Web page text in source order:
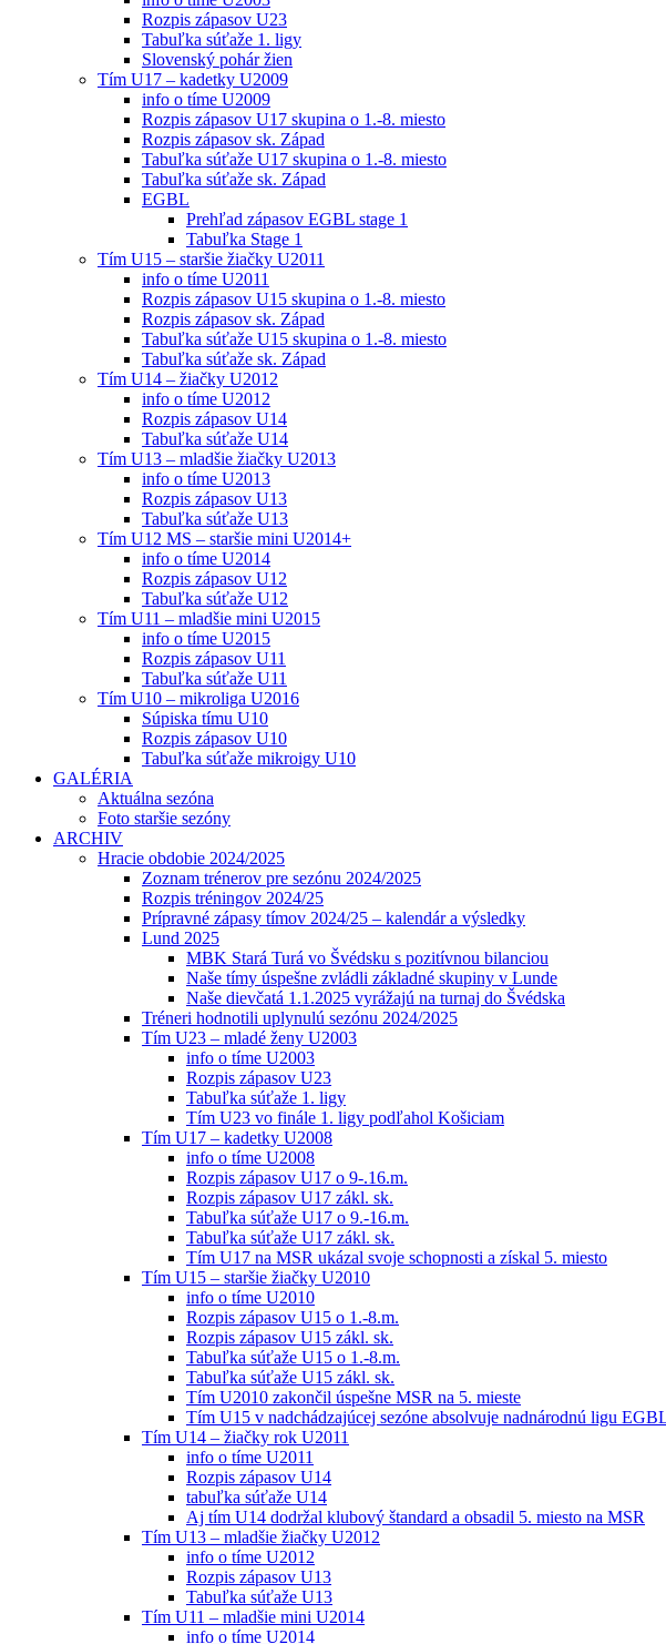
Rozpis zápasov U23
Tabuľka súťaže 1. ligy
Slovenský pohár žien
Tím U17 – kadetky U2009
info o tíme U2009
Rozpis zápasov U17 skupina o 1.-8. miesto
Rozpis zápasov sk. Západ
Tabuľka súťaže U17 skupina o 1.-8. miesto
Tabuľka súťaže sk. Západ
EGBL
Prehľad zápasov EGBL stage 1
Tabuľka Stage 1
Tím U15 – staršie žiačky U2011
info o tíme U2011
Rozpis zápasov U15 skupina o 1.-8. miesto
Rozpis zápasov sk. Západ
Tabuľka súťaže U15 skupina o 1.-8. miesto
Tabuľka súťaže sk. Západ
Tím U14 – žiačky U2012
info o tíme U2012
Rozpis zápasov U14
Tabuľka súťaže U14
Tím U13 – mladšie žiačky U2013
info o tíme U2013
Rozpis zápasov U13
Tabuľka súťaže U13
Tím U12 MS – staršie mini U2014+
info o tíme U2014
Rozpis zápasov U12
Tabuľka súťaže U12
Tím U11 – mladšie mini U2015
info o tíme U2015
Rozpis zápasov U11
Tabuľka súťaže U11
Tím U10 – mikroliga U2016
Súpiska tímu U10
Rozpis zápasov U10
Tabuľka súťaže mikroigy U10
GALÉRIA
Aktuálna sezóna
Foto staršie sezóny
ARCHIV
Hracie obdobie 2024/2025
Zoznam trénerov pre sezónu 2024/2025
Rozpis tréningov 2024/25
Prípravné zápasy tímov 2024/25 – kalendár a výsledky
Lund 2025
MBK Stará Turá vo Švédsku s pozitívnou bilanciou
Naše tímy úspešne zvládli základné skupiny v Lunde
Naše dievčatá 1.1.2025 vyrážajú na turnaj do Švédska
Tréneri hodnotili uplynulú sezónu 2024/2025
Tím U23 – mladé ženy U2003
info o tíme U2003
Rozpis zápasov U23
Tabuľka súťaže 1. ligy
Tím U23 vo finále 1. ligy podľahol Košiciam
Tím U17 – kadetky U2008
info o tíme U2008
Rozpis zápasov U17 o 9-.16.m.
Rozpis zápasov U17 zákl. sk.
Tabuľka súťaže U17 o 9.-16.m.
Tabuľka súťaže U17 zákl. sk.
Tím U17 na MSR ukázal svoje schopnosti a získal 5. miesto
Tím U15 – staršie žiačky U2010
info o tíme U2010
Rozpis zápasov U15 o 1.-8.m.
Rozpis zápasov U15 zákl. sk.
Tabuľka súťaže U15 o 1.-8.m.
Tabuľka súťaže U15 zákl. sk.
Tím U2010 zakončil úspešne MSR na 5. mieste
Tím U15 v nadchádzajúcej sezóne absolvuje nadnárodnú ligu
Tím U14 – žiačky rok U2011
info o tíme U2011
Rozpis zápasov U14
tabuľka súťaže U14
Aj tím U14 dodržal klubový štandard a obsadil 5. miesto na MSR
Tím U13 – mladšie žiačky U2012
info o tíme U2012
Rozpis zápasov U13
Tabuľka súťaže U13
Tím U11 – mladšie mini U2014
info o tíme U2014